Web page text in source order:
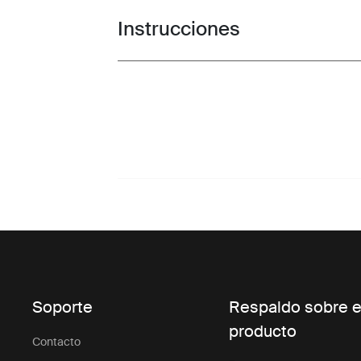
Toggle guides and instructions
Instrucciones
Soporte
Contacto
Respaldo sobre
producto